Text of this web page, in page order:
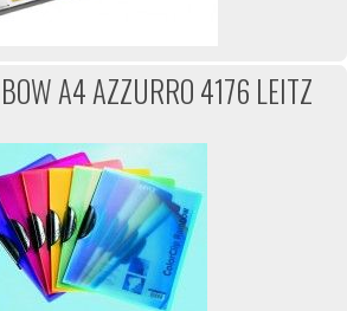
A4 AZZURRO 4176 LEITZ